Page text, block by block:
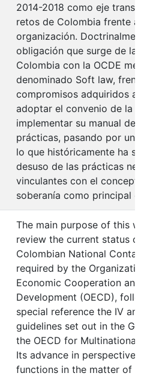
2014-2018 como eje
retos de Colombia frente a
organización.
obligación que surge de la
Colombia con la OCDE
denominado Soft law,
compromisos adquiridos al
adoptar el convenio de la
implementar su manual de
prácticas, pasando por un
lo que históricamente ha
desuso de las prácticas
vinculantes con el
soberanía como principal
The main purpose of this
review the current status
Colombian National
required by the
Economic Cooperation and
Development (OECD),
special reference the IV
guidelines set out in the
the OECD for Multinational
Its advance in perspective
functions in the matter of